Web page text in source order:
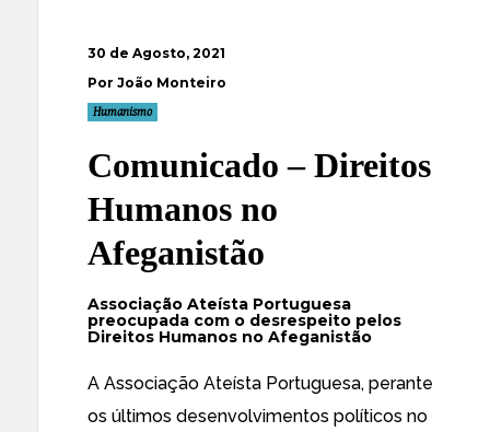
30 de Agosto, 2021
Por João Monteiro
Humanismo
Comunicado – Direitos
Humanos no
Afeganistão
Associação Ateísta Portuguesa
preocupada com o desrespeito pelos
Direitos Humanos no Afeganistão
A Associação Ateísta Portuguesa, perante
os últimos desenvolvimentos políticos no